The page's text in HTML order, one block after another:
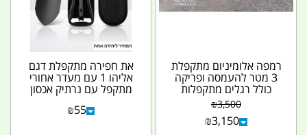
רמפה אלומיניום מתקפלת
3 מטר להעמסה ופריקה
כולל רגלים מתקפלות
ומתכווננות רוחב 73...
₪3,500
₪3,150
את חפירה מתקפלת דגם
אליהו 1 עם מעדר אחורי
מתקפל עם נרתיק אכסון
קמפינג לייף
₪55